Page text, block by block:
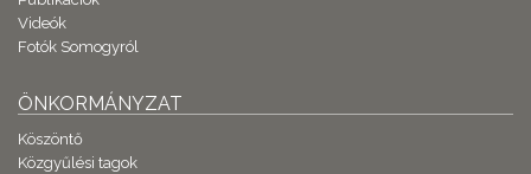
Videók
Fotók Somogyról
ÖNKORMÁNYZAT
Köszöntő
Közgyűlési tagok